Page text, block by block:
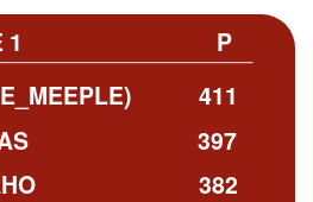
P
1
411
397
382